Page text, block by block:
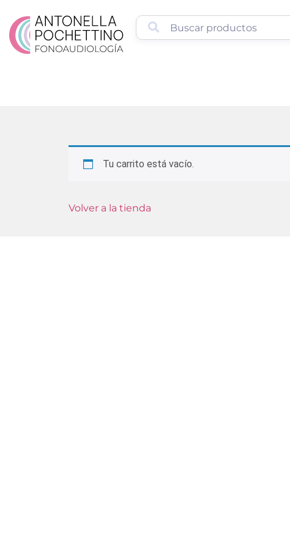
Tu carrito está vacío.
Volver a la tienda